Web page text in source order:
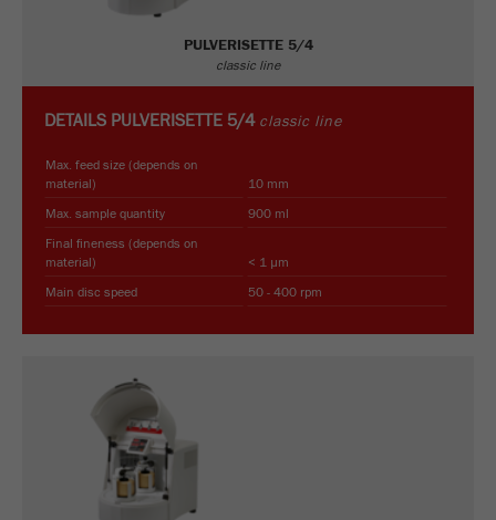
PULVERISETTE 5/4
classic line
DETAILS PULVERISETTE 5/4 classic line
Max. feed size (depends on
material)
10 mm
Max. sample quantity
900 ml
Final fineness (depends on
material)
< 1 µm
Main disc speed
50 - 400 rpm